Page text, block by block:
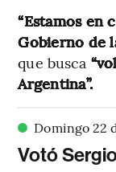
“Estamos en
Gobierno de
que busca
Argentina”.
Domingo 22
Votó